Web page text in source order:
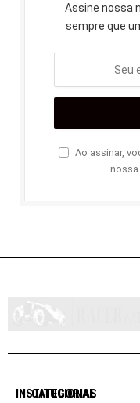
Assine nossa
sempre que
Ao assinar,
nossa
INSTITUCIONAL
CATEGORIAS